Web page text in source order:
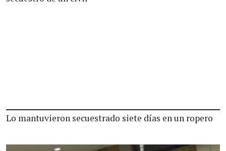
Lo mantuvieron secuestrado siete días en un ropero